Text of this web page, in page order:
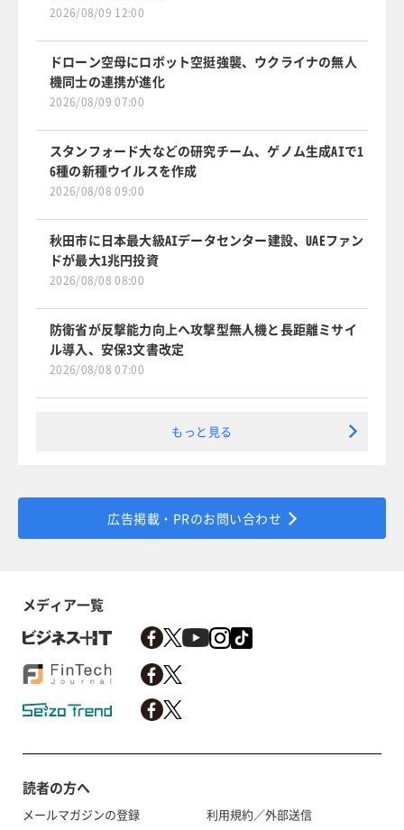
2026/08/09 12:00
ドローン空母にロボット空挺強襲、ウクライナの無人
機同士の連携が進化
2026/08/09 07:00
スタンフォード大などの研究チーム、ゲノム生成AIで1
6種の新種ウイルスを作成
2026/08/08 09:00
秋田市に日本最大級AIデータセンター建設、UAEファン
ドが最大1兆円投資
2026/08/08 08:00
防衛省が反撃能力向上へ攻撃型無人機と長距離ミサイ
ル導入、安保3文書改定
2026/08/08 07:00
もっと見る
広告掲載・PRのお問い合わせ
メディア一覧
読者の方へ
メールマガジンの登録
利用規約／外部送信